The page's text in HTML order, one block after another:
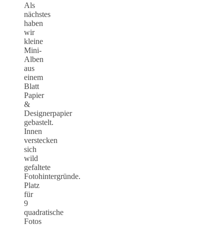
Als
nächstes
haben
wir
kleine
Mini-
Alben
aus
einem
Blatt
Papier
&
Designerpapier
gebastelt.
Innen
verstecken
sich
wild
gefaltete
Fotohintergründe.
Platz
für
9
quadratische
Fotos